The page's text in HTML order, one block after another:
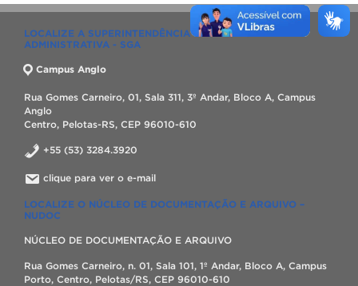
LOCALIZE A SUPERINTENDÊNCIA DE GESTÃO
ADMINISTRATIVA - SGA
Campus Anglo
Rua Gomes Carneiro, 01, Sala 311, 3º Andar, Bloco A, Campus
Anglo
Centro, Pelotas-RS, CEP 96010-610
+55 (53) 3284.3920
clique para ver o e-mail
LOCALIZE O NÚCLEO DE DOCUMENTAÇÃO E ARQUIVO –
NUDOC
NÚCLEO DE DOCUMENTAÇÃO E ARQUIVO
Rua Gomes Carneiro, n. 01, Sala 101, 1º Andar, Bloco A, Campus
Porto, Centro, Pelotas/RS, CEP 96010-610